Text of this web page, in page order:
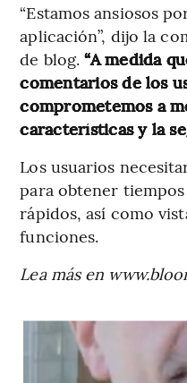
“Estamos ansiosos
aplicación”, dijo la
de blog. “A medida
comentarios de los
comprometemos a
características y la
Los usuarios
para obtener
rápidos, así como
funciones.
Lea más en